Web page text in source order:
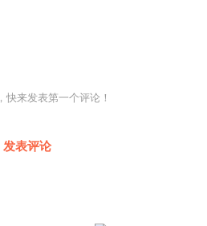
快来发表第一个评论！
发表评论